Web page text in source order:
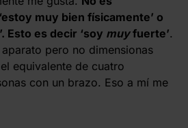
muy bien físicamente’ o
Esto es decir ‘soy muyfuerte’.
pero no dimensionas
equivalente de cuatro
con un brazo. Eso a mí me